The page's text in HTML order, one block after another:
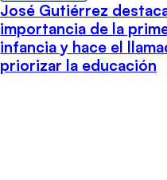
José Gutiérrez
importancia de la
infancia y hace el
priorizar la educación